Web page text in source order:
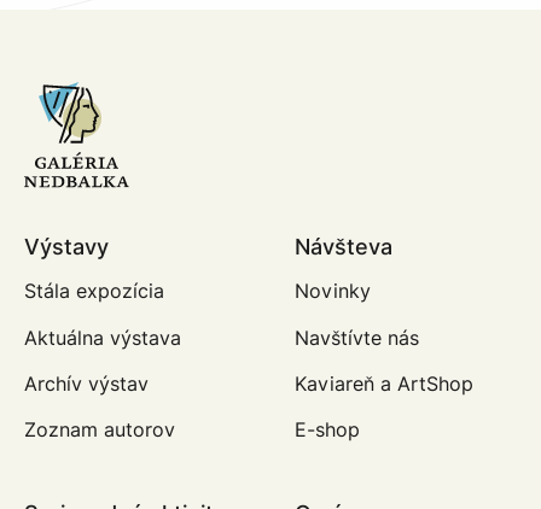
Výstavy
Stála expozícia
Aktuálna výstava
Archív výstav
Zoznam autorov
Návšteva
Novinky
Navštívte nás
Kaviareň a ArtShop
E-shop